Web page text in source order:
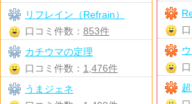
リフレイン（Refrain）
口コミ件数： 853件
カチウマの定理
口コミ件数： 1,476件
うまジェネ